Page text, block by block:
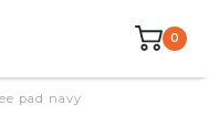
0
pad navy